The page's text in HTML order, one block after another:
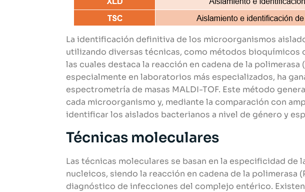
La identificación definitiva de los microorganismos
utilizando diversas técnicas, como métodos bioquímicos
las cuales destaca la reacción en cadena de la polimerasa
especialmente en laboratorios más especializados, ha
espectrometría de masas MALDI-TOF. Este método
cada microorganismo y, mediante la comparación con
identificar los aislados bacterianos a nivel de género y
Técnicas moleculares
Las técnicas moleculares se basan en la especificidad de
nucleicos, siendo la reacción en cadena de la polimerasa
diagnóstico de infecciones del complejo entérico.